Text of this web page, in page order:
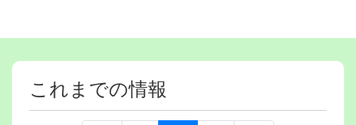
これまでの情報